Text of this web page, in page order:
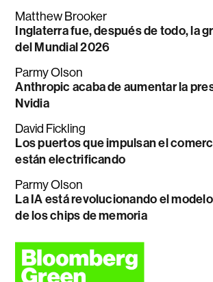
Matthew Brooker
Inglaterra fue, después de todo, la
del Mundial 2026
Parmy Olson
Anthropic acaba de aumentar la
Nvidia
David Fickling
Los puertos que impulsan el
están electrificando
Parmy Olson
La IA está revolucionando el
de los chips de memoria